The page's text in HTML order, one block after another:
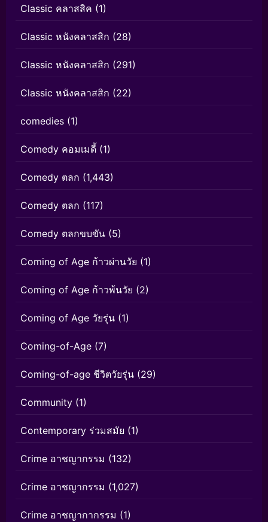
Classic คลาสสิค (1)
Classic หนังคลาสสิก (28)
Classic หนังคลาสสิก (291)
Classic หนังคลาสสิก (22)
comedies (1)
Comedy คอมเมดี้ (1)
Comedy ตลก (1,443)
Comedy ตลก (117)
Comedy ตลกขบขัน (5)
Coming of Age ก้าวผ่านวัย (1)
Coming of Age ก้าวพ้นวัย (2)
Coming of Age วัยรุ่น (1)
Coming-of-Age (7)
Coming-of-age ชีวิตวัยรุ่น (29)
Community (1)
Contemporary ร่วมสมัย (1)
Crime อาชญากรรม (132)
Crime อาชญากรรม (1,027)
Crime อาชญากากรรม (1)